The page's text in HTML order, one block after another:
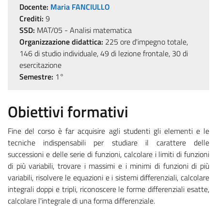
Docente: Maria FANCIULLO
Crediti: 9
SSD: MAT/05 - Analisi matematica
Organizzazione didattica: 225 ore d'impegno totale,
146 di studio individuale, 49 di lezione frontale, 30 di
esercitazione
Semestre: 1°
Obiettivi formativi
Fine del corso è far acquisire agli studenti gli elementi e le
tecniche indispensabili per studiare il carattere delle
successioni e delle serie di funzioni, calcolare i limiti di funzioni
di più variabili, trovare i massimi e i minimi di funzioni di più
variabili, risolvere le equazioni e i sistemi differenziali, calcolare
integrali doppi e tripli, riconoscere le forme differenziali esatte,
calcolare l'integrale di una forma differenziale.